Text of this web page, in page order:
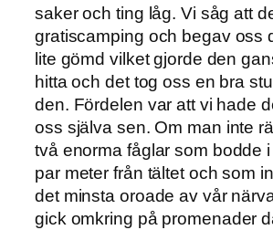
saker och ting låg. Vi såg att
gratiscamping och begav oss
lite gömd vilket gjorde den
hitta och det tog oss en bra
den. Fördelen var att vi hade
oss själva sen. Om man inte
två enorma fåglar som bodde
par meter från tältet och som
det minsta oroade av vår
gick omkring på promenader